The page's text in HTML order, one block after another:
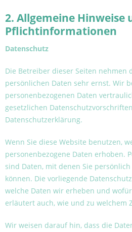
2. Allgemeine Hinweise
Pflichtinformationen
Datenschutz
Die Betreiber dieser Seiten nehmen
persönlichen Daten sehr ernst. Wir
personenbezogenen Daten
gesetzlichen
Datenschutzerklärung.
Wenn Sie diese Website benutzen,
personenbezogene Daten erhoben.
sind Daten, mit denen Sie
können. Die vorliegende
welche Daten wir erheben und
erläutert auch, wie und zu welchem
Wir weisen darauf hin, dass die